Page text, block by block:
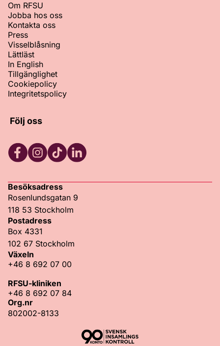
Om RFSU
Jobba hos oss
Kontakta oss
Press
Visselblåsning
Lättläst
In English
Tillgänglighet
Cookiepolicy
Integritetspolicy
Följ oss
Besöksadress
Rosenlundsgatan 9
118 53 Stockholm
Postadress
Box 4331
102 67 Stockholm
Växeln
+46 8 692 07 00
RFSU-kliniken
+46 8 692 07 84
Org.nr
802002-8133